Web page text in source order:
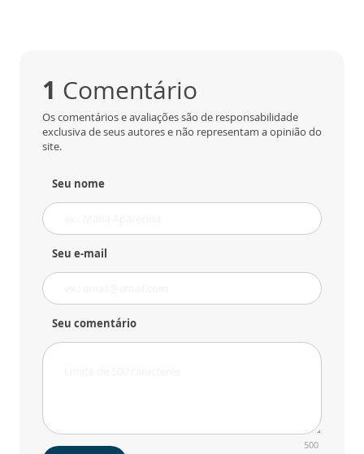
1 Comentário
Os comentários e avaliações são de responsabilidade
exclusiva de seus autores e não representam a opinião do
site.
Seu nome
Seu e-mail
Seu comentário
500